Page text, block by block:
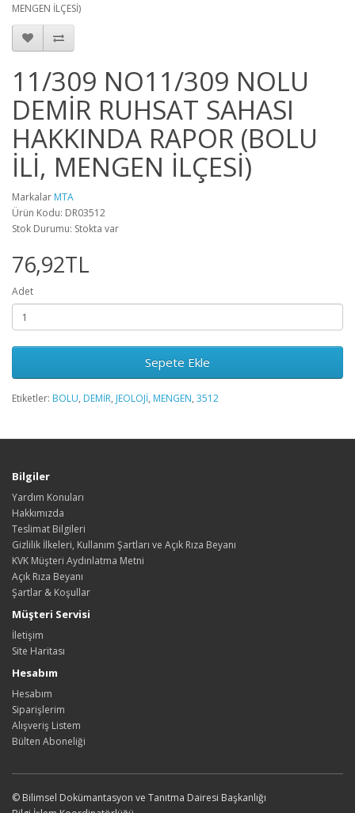
MENGEN İLÇESİ)
11/309 NO11/309 NOLU
DEMİR RUHSAT SAHASI
HAKKINDA RAPOR (BOLU
İLİ, MENGEN İLÇESİ)
Markalar MTA
Ürün Kodu: DR03512
Stok Durumu: Stokta var
76,92TL
Adet
Sepete Ekle
Etiketler: BOLU, DEMİR, JEOLOJİ, MENGEN, 3512
Bilgiler
Yardım Konuları
Hakkımızda
Teslimat Bilgileri
Gizlilik İlkeleri, Kullanım Şartları ve Açık Rıza Beyanı
KVK Müşteri Aydınlatma Metni
Açık Rıza Beyanı
Şartlar & Koşullar
Müşteri Servisi
İletişim
Site Haritası
Hesabım
Hesabım
Siparişlerim
Alışveriş Listem
Bülten Aboneliği
© Bilimsel Dokümantasyon ve Tanıtma Dairesi Başkanlığı